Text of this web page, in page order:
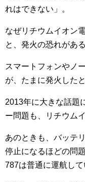
れはできない」。
なぜリチウムイオン
と、発火の恐れがあ
スマートフォンやノ
が、たまに発火した
2013年に大きな話題
ー問題も、リチウム
あのときも、バッテ
停止になるほどの問
787は普通に運航し